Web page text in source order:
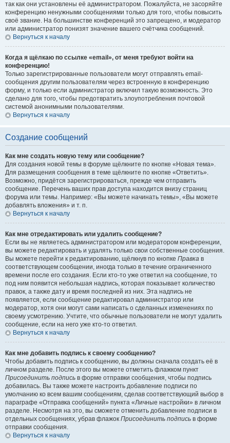
так как они установлены её администратором. Пожалуйста, не засоряйте
конференцию ненужными сообщениями только для того, чтобы повысить
своё звание. На большинстве конференций это запрещено, и модератор
или администратор понизят значение вашего счётчика сообщений.
Вернуться к началу
Когда я щёлкаю по ссылке «email», от меня требуют войти на
конференцию!
Только зарегистрированные пользователи могут отправлять email-
сообщения другим пользователям через встроенную в конференцию
форму, и только если администратор включил такую возможность. Это
сделано для того, чтобы предотвратить злоупотребления почтовой
системой анонимными пользователями.
Вернуться к началу
Создание сообщений
Как мне создать новую тему или сообщение?
Для создания новой темы в форуме щёлкните по кнопке «Новая тема».
Для размещения сообщения в теме щёлкните по кнопке «Ответить».
Возможно, придётся зарегистрироваться, прежде чем отправить
сообщение. Перечень ваших прав доступа находится внизу страниц
форума или темы. Например: «Вы можете начинать темы», «Вы можете
добавлять вложения» и т. п.
Вернуться к началу
Как мне отредактировать или удалить сообщение?
Если вы не являетесь администратором или модератором конференции,
вы можете редактировать и удалять только свои собственные сообщения.
Вы можете перейти к редактированию, щёлкнув по кнопке Правка в
соответствующем сообщении, иногда только в течение ограниченного
времени после его создания. Если кто-то уже ответил на сообщение, то
под ним появится небольшая надпись, которая показывает количество
правок, а также дату и время последней из них. Эта надпись не
появляется, если сообщение редактировал администратор или
модератор, хотя они могут сами написать о сделанных изменениях по
своему усмотрению. Учтите, что обычные пользователи не могут удалить
сообщение, если на него уже кто-то ответил.
Вернуться к началу
Как мне добавить подпись к своему сообщению?
Чтобы добавить подпись к сообщению, вы должны сначала создать её в
личном разделе. После этого вы можете отметить флажком пункт
Присоединить подпись в форме отправки сообщения, чтобы подпись
добавилась. Вы также можете настроить добавление подписи по
умолчанию ко всем вашим сообщениям, сделав соответствующий выбор в
параграфе «Отправка сообщений» пункта «Личные настройки» в личном
разделе. Несмотря на это, вы сможете отменить добавление подписи в
отдельных сообщениях, убрав флажок Присоединить подпись в форме
отправки сообщения.
Вернуться к началу